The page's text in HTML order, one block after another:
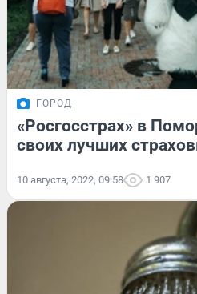
ГОРОД
«Росгосстрах» в
своих лучших
10 августа, 2022, 09:58 1 907